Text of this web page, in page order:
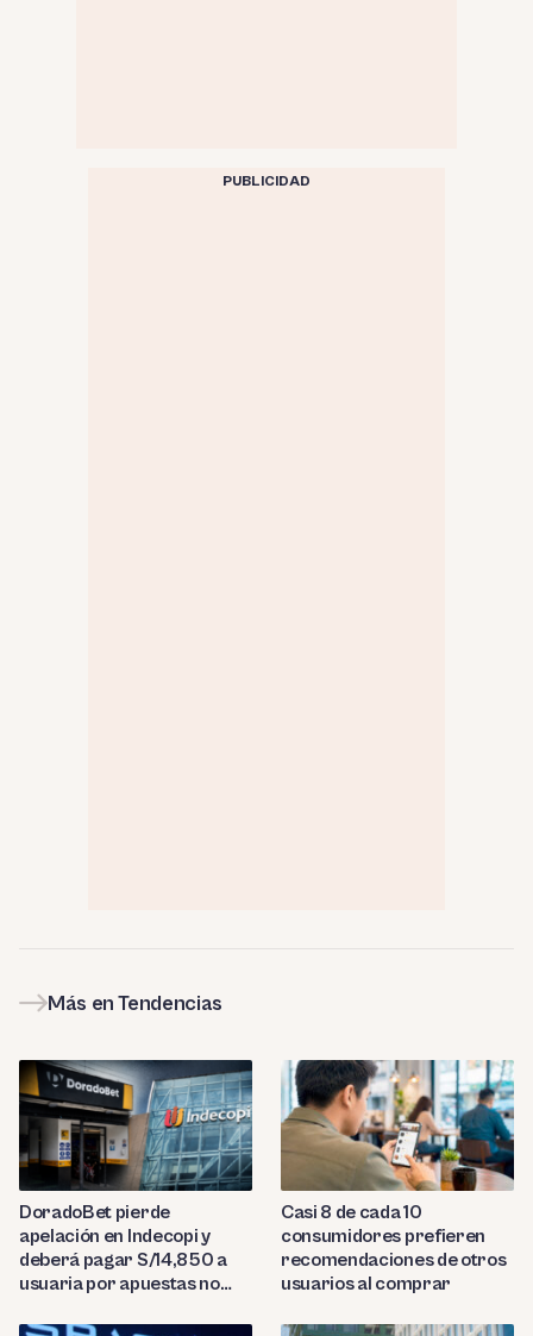
PUBLICIDAD
Más en Tendencias
DoradoBet pierde
apelación en Indecopi y
deberá pagar S/14,850 a
usuaria por apuestas no
Casi 8 de cada 10
consumidores prefieren
recomendaciones de otros
usuarios al comprar